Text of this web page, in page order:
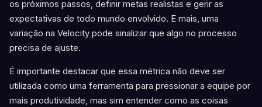
os próximos passos, definir metas realistas e gerir as
expectativas de todo mundo envolvido. E mais, uma
variação na Velocity pode sinalizar que algo no processo
precisa de ajuste.
É importante destacar que essa métrica não deve ser
utilizada como uma ferramenta para pressionar a equipe por
mais produtividade, mas sim entender como as coisas